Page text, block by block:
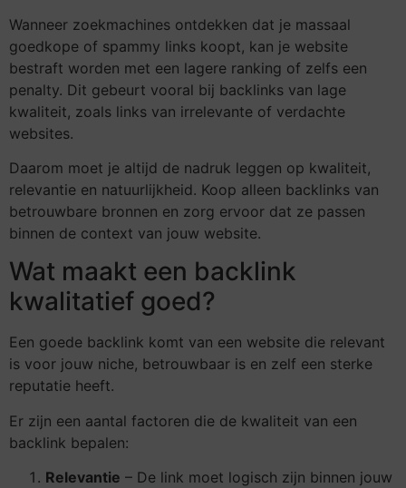
Wanneer zoekmachines ontdekken dat je massaal
goedkope of spammy links koopt, kan je website
bestraft worden met een lagere ranking of zelfs een
penalty. Dit gebeurt vooral bij backlinks van lage
kwaliteit, zoals links van irrelevante of verdachte
websites.
Daarom moet je altijd de nadruk leggen op kwaliteit,
relevantie en natuurlijkheid. Koop alleen backlinks van
betrouwbare bronnen en zorg ervoor dat ze passen
binnen de context van jouw website.
Wat maakt een backlink
kwalitatief goed?
Een goede backlink komt van een website die relevant
is voor jouw niche, betrouwbaar is en zelf een sterke
reputatie heeft.
Er zijn een aantal factoren die de kwaliteit van een
backlink bepalen:
Relevantie – De link moet logisch zijn binnen jouw